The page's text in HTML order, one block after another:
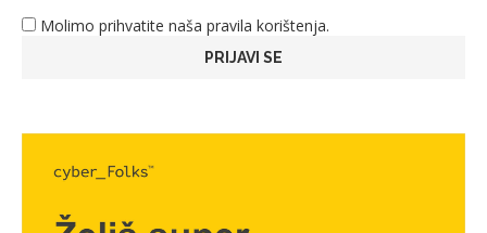
Molimo prihvatite naša pravila korištenja.